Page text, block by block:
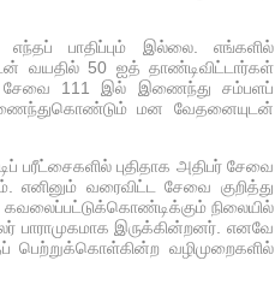
பாதிப்பும் இல்லை. எங்களில்
வயதில் 50 ஐத் தாண்டிவிட்டார்கள்
சேவை 111 இல் இணைந்து சம்பளப்
மன வேதனையுடன்
பரீட்சைகளில் புதிதாக அதிபர் சேவை
வரைவிட்ட சேவை குறித்து
நிலையில்
பாராமுகமாக இருக்கின்றனர். எனவே
பெற்றுக்கொள்கின்ற வழிமுறைகளில்